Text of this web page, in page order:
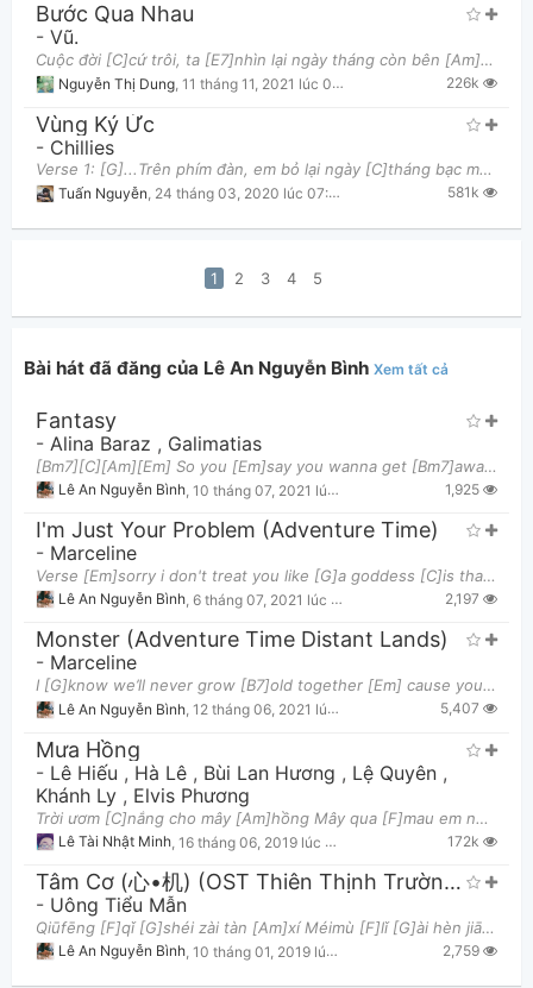
Bước Qua Nhau
- Vũ.
Cuộc đời [C]cứ trôi, ta [E7]nhìn lại ngày tháng còn bên [Am]nhau [G], cùng những [D/F#]thăng trầm.
Nguyễn Thị Dung 11 tháng 11, 2021 lúc 09:24pm 226k
Vùng Ký Ức
- Chillies
Verse 1: [G]...Trên phím đàn, em bỏ lại ngày [C]tháng bạc màu Em bỏ lại nỗi [Am]nhớ ngày đầu Em q
Tuấn Nguyễn 24 tháng 03, 2020 lúc 07:25pm 581k
1 2 3 4 5
Bài hát đã đăng của Lê An Nguyễn Bình Xem tất cả
Fantasy
- Alina Baraz , Galimatias
[Bm7][C][Am][Em] So you [Em]say you wanna get [Bm7]away We don't need a [C]plane I could be your
Lê An Nguyễn Bình 10 tháng 07, 2021 lúc 11:54pm 1,925
I'm Just Your Problem (Adventure Time)
- Marceline
Verse [Em]sorry i don't treat you like [G]a goddess [C]is that what you want me [G]to do? [Em]sor
Lê An Nguyễn Bình 6 tháng 07, 2021 lúc 11:43am 2,197
Monster (Adventure Time Distant Lands)
- Marceline
I [G]know we’ll never grow [B7]old together [Em] cause you’ll never grow [Em]old to me You’re the
Lê An Nguyễn Bình 12 tháng 06, 2021 lúc 06:56pm 5,407
Mưa Hồng
- Lê Hiếu , Hà Lê , Bùi Lan Hương , Lệ Quyên ,
Khánh Ly , Elvis Phương
Trời ươm [C]nắng cho mây [Am]hồng Mây qua [F]mau em nghiêng [G]sầu Còn mưa [Em]xuống như hôm [F]nà
Lê Tài Nhật Minh 16 tháng 06, 2019 lúc 01:30am 172k
Tâm Cơ (心•机) (OST Thiên Thịnh Trường Ca)
- Uông Tiểu Mẫn
Qiūfēng [F]qǐ [G]shéi zài tàn [Am]xí Méimù [F]lǐ [G]ài hèn jiāo [C]jí Róngyán [F]yǐ [G]nǐ [Am]dà
Lê An Nguyễn Bình 10 tháng 01, 2019 lúc 02:44pm 2,759